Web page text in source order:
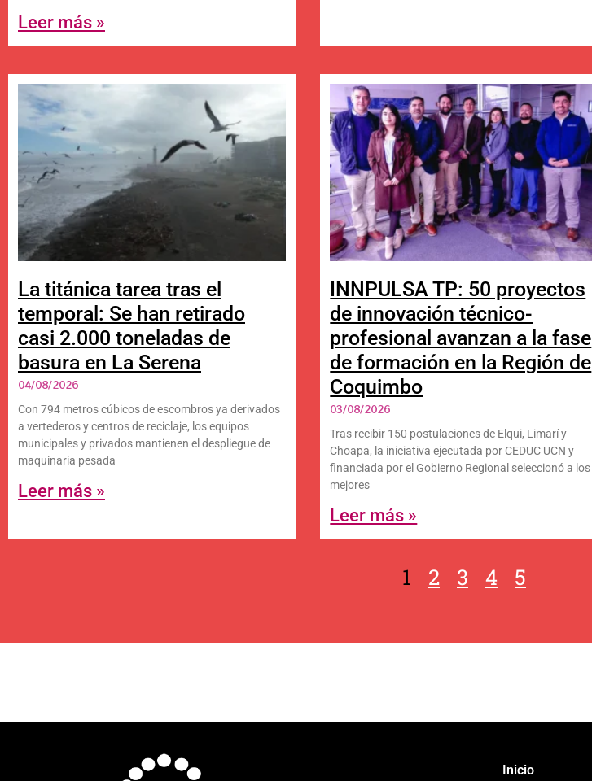
Leer más »
La titánica tarea tras el
temporal: Se han retirado
casi 2.000 toneladas de
basura en La Serena
04/08/2026
Con 794 metros cúbicos de escombros ya derivados
a vertederos y centros de reciclaje, los equipos
municipales y privados mantienen el despliegue de
maquinaria pesada
Leer más »
INNPULSA TP: 50 proyectos
de innovación técnico-
profesional avanzan a la fase
de formación en la Región de
Coquimbo
03/08/2026
Tras recibir 150 postulaciones de Elqui, Limarí y
Choapa, la iniciativa ejecutada por CEDUC UCN y
financiada por el Gobierno Regional seleccionó a los
mejores
Leer más »
1 2 3 4 5
Inicio